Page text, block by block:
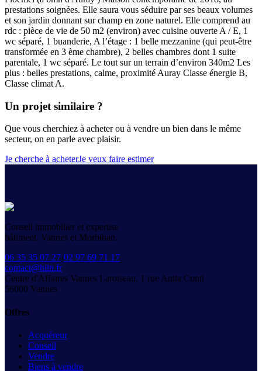
prestations soignées. Elle saura vous séduire par ses beaux volumes
et son jardin donnant sur champ en zone naturel. Elle comprend au
rdc : pièce de vie de 50 m2 (environ) avec cuisine ouverte A / E, 1
wc séparé, 1 buanderie, A l’étage : 1 belle mezzanine (qui peut-être
transformée en 3 ème chambre), 2 belles chambres dont 1 suite
parentale, 1 wc séparé. Le tout sur un terrain d’environ 340m2 Les
plus : belles prestations, calme, proximité Auray Classe énergie B,
Classe climat A.
Un projet similaire ?
Que vous cherchiez à acheter ou à vendre un bien dans le même
secteur, on en parle avec plaisir.
Je cherche à acheterJe veux faire estimer
Conseil immobilier et expertise
bâtiment, Vannes et Morbihan.
06 35 35 07 27·02 97 69 71 17
contact@hiin.fr
Centre d'Affaires Vannes Laroiseau, 1 rue Anita Conti
56000 Vannes
Offres
Acquéreur
Conseil
Vendre
Biens à vendre